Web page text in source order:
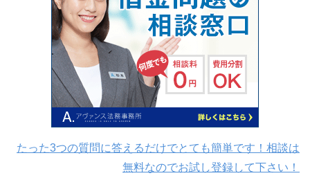
たった3つの質問に答えるだけでとても簡単です！相談は
無料なのでお試し登録して下さい！